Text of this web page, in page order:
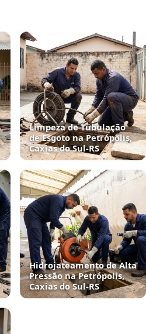
Limpeza de Tubulação
de Esgoto na Petrópolis,
Caxias do Sul‑RS
Hidrojateamento de Alta
Pressão na Petrópolis,
Caxias do Sul‑RS